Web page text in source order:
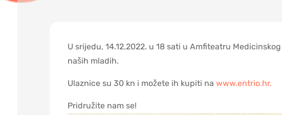
U srijedu, 14.12.2022. u 18 sati u Amfiteatru
naših mladih.
Ulaznice su 30 kn i možete ih kupiti na www.entrio.hr.
Pridružite nam se!